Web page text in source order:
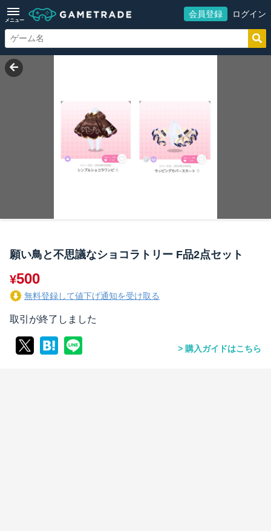
メニュー
会員登録 ログイン
願い鳥と不思議なショコラトリー F品2点セット
¥500
無料登録して値下げ通知を受け取る
取引が終了しました
購入ガイドはこちら